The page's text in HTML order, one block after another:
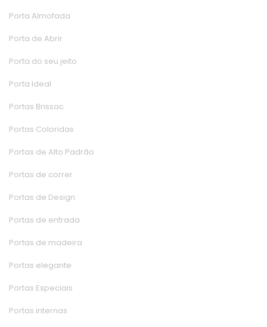
Porta Almofada
Porta de Abrir
Porta do seu jeito
Porta Ideal
Portas Brissac
Portas Colorida
Portas de Alto Padrão
Portas de correr
Portas de Design
Portas de entrada
Portas de madeira
Portas elegante
Portas Especiai
Portas interna